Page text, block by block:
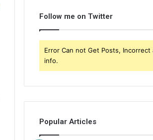
Follow me on Twitter
Error Can not Get Posts, Incorrect
info.
Popular Articles